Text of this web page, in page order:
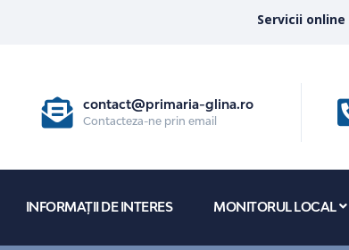
Servicii online
contact@primaria-glina.ro
Contacteza-ne prin email
INFORMAȚII DE INTERES MONITORUL LOCAL